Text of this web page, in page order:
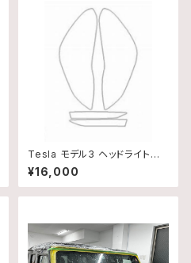
Tesla モデル3 ヘッドライトプ
ロテクション
¥16,000